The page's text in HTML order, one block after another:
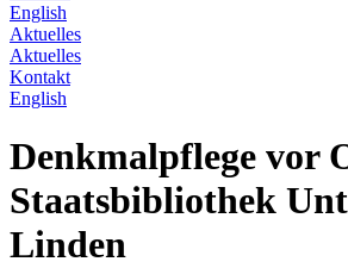
English
Aktuelles
Aktuelles
Kontakt
English
Denkmalpflege vor
Staatsbibliothek
Linden